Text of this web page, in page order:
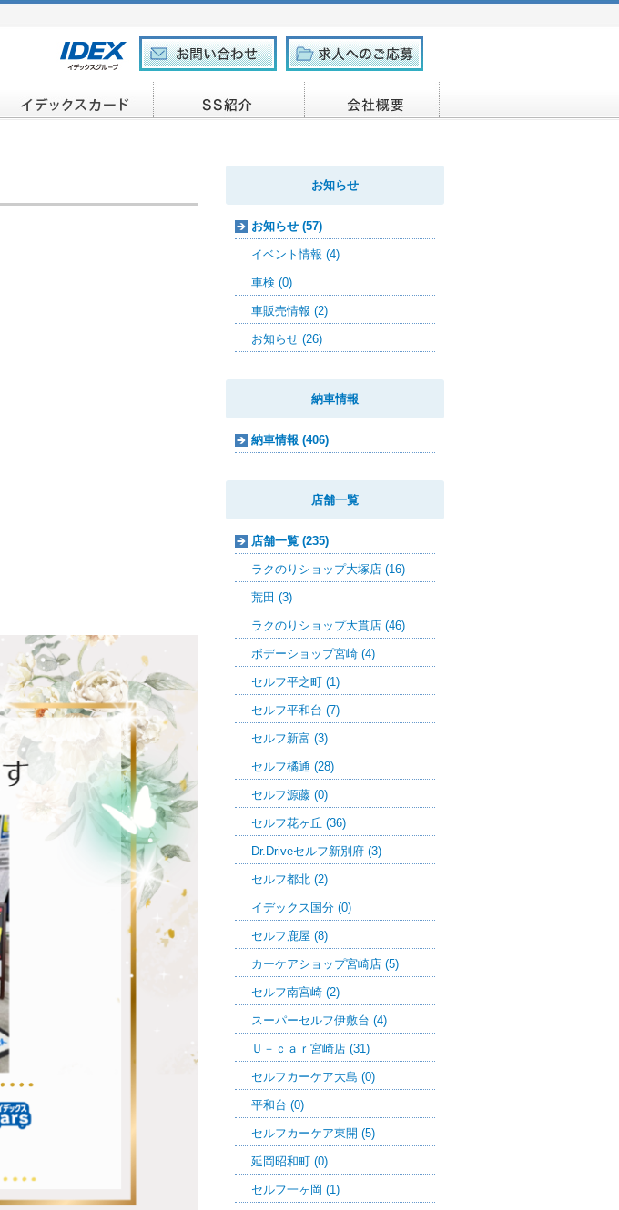
お知らせ
お知らせ (57)
イベント情報 (4)
車検 (0)
車販売情報 (2)
お知らせ (26)
納車情報
納車情報 (406)
店舗一覧
店舗一覧 (235)
ラクのりショップ大塚店 (16)
荒田 (3)
ラクのりショップ大貫店 (46)
ボデーショップ宮崎 (4)
セルフ平之町 (1)
セルフ平和台 (7)
セルフ新富 (3)
セルフ橘通 (28)
セルフ源藤 (0)
セルフ花ヶ丘 (36)
Dr.Driveセルフ新別府 (3)
セルフ都北 (2)
イデックス国分 (0)
セルフ鹿屋 (8)
カーケアショップ宮崎店 (5)
セルフ南宮崎 (2)
スーパーセルフ伊敷台 (4)
Ｕ－ｃａｒ宮崎店 (31)
セルフカーケア大島 (0)
平和台 (0)
セルフカーケア東開 (5)
延岡昭和町 (0)
セルフ一ヶ岡 (1)